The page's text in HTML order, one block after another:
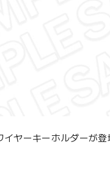
ヤーキーホルダーが登